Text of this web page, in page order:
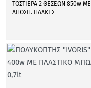
ΤΟΣΤΙΕΡΑ 2 ΘΕΣΕΩΝ 850w ΜΕ
ΑΠΟΣΠ. ΠΛΑΚΕΣ